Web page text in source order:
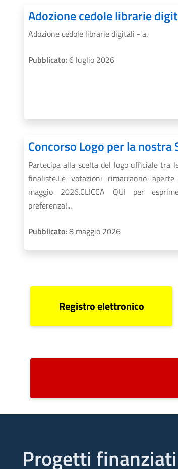
Adozione cedole librarie digitali - a.
Pubblicato: 6 luglio 2026
Concorso Logo per la nostra
Partecipa alla scelta del logo ufficiale tra
finaliste.Le votazioni rimarranno
maggio 2026.CLICCA QUI per
preferenza!...
Pubblicato: 8 maggio 2026
Registro elettronico
Progetti